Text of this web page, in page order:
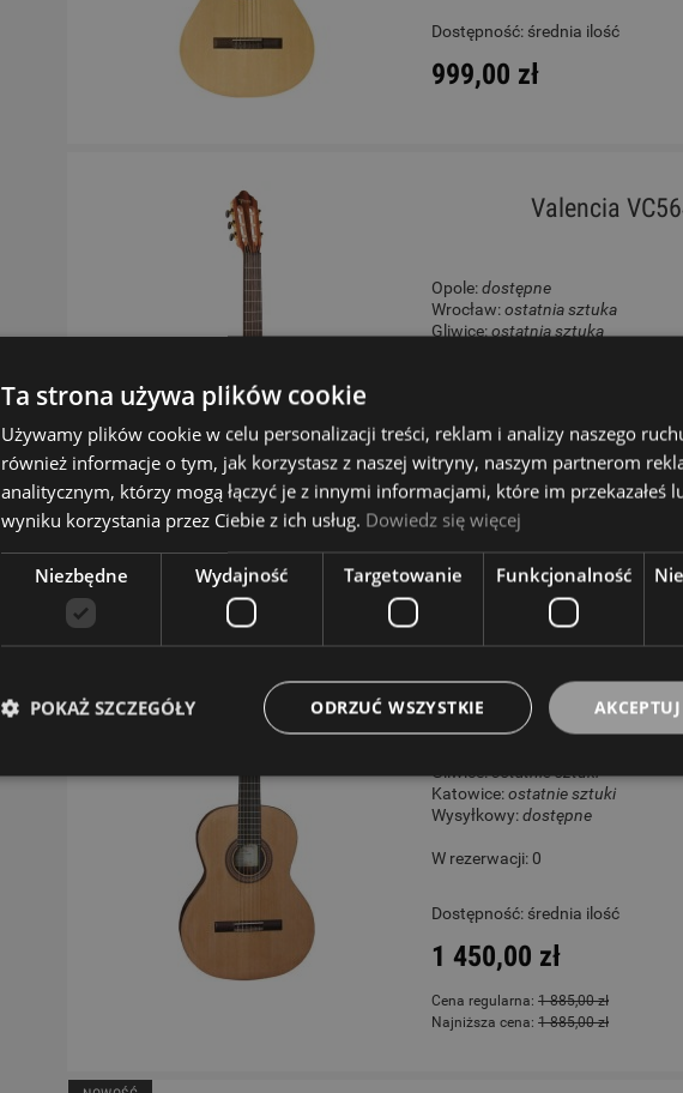
Dostępność: średnia ilość
999,00 zł
Valencia
Opole:dostępne
Wrocław:ostatnia sztuka
Gliwice:ostatnia sztuka
Dostępność:średnia ilość
489,00 zł
Gitara
Opole:ostatnie sztuki
Gliwice:ostatnie sztuki
Katowice:ostatnie sztuki
Wysyłkowy:dostępne
W rezerwacji: 0
Dostępność: średnia ilość
1 450,00 zł
Cena regularna:1 885,00 zł
Najniższa cena:1 885,00 zł
PROMOCJA
Ta strona używa plików cookie
Używamy plików cookie w celu personalizacji treści, reklam i analizy naszego
również informacje o tym, jak korzystasz z naszej witryny, naszym partnerom
analitycznym, którzy mogą łączyć je z innymi informacjami, które im przekazałeś
wyniku korzystania przez Ciebie z ich usług. Dowiedz się więcej
Niezbędne Wydajność Targetowanie Funkcjonalność
ODRZUĆ WSZYSTKIE
POKAŻ SZCZEGÓŁY